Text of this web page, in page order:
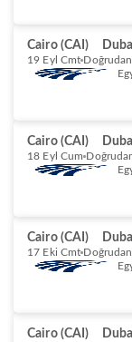
Cairo (CAI)
19 Eyl Cmt Doğrudan
Cairo (CAI)
18 Eyl Cum
Cairo (CAI)
17 Eki Cmt Doğrudan
Cairo (CAI)